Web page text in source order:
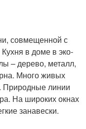
совмещенной с
в доме в эко-
– дерево, металл,
Много живых
Природные линии
На широких окнах
занавески.